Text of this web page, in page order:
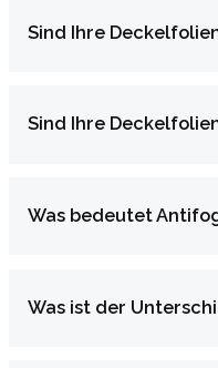
Sind Ihre
Sind Ihre
Was bedeutet
Was ist der